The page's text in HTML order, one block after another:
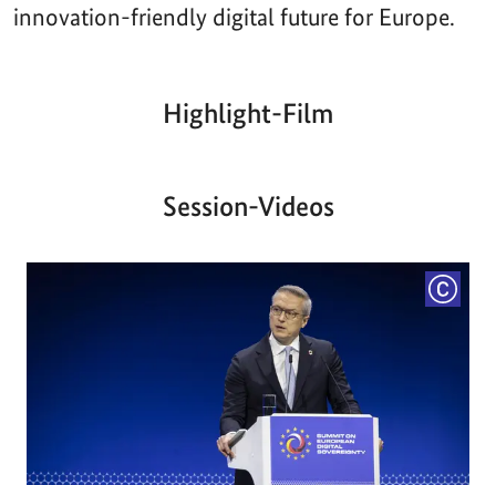
innovation-friendly digital future for Europe.
Highlight-Film
Aktueller
00:00| 00:00
Session-Videos